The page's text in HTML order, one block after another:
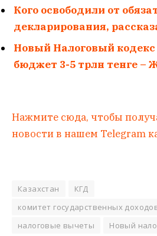
Кого освободили от
декларирования,
Новый Налоговый кодекс
бюджет 3-5 трлн тенге –
Нажмите сюда, чтобы
новости в нашем Telegram
Казахстан
КГД
комитет государственных
налоговые вычеты
Новый